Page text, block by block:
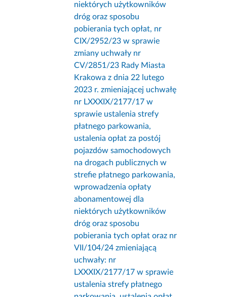
niektórych użytkowników
dróg oraz sposobu
pobierania tych opłat, nr
CIX/2952/23 w sprawie
zmiany uchwały nr
CV/2851/23 Rady Miasta
Krakowa z dnia 22 lutego
2023 r. zmieniającej uchwałę
nr LXXXIX/2177/17 w
sprawie ustalenia strefy
płatnego parkowania,
ustalenia opłat za postój
pojazdów samochodowych
na drogach publicznych w
strefie płatnego parkowania,
wprowadzenia opłaty
abonamentowej dla
niektórych użytkowników
dróg oraz sposobu
pobierania tych opłat oraz nr
VII/104/24 zmieniającą
uchwały: nr
LXXXIX/2177/17 w sprawie
ustalenia strefy płatnego